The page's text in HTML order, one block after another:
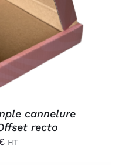
cannelure
recto
HT